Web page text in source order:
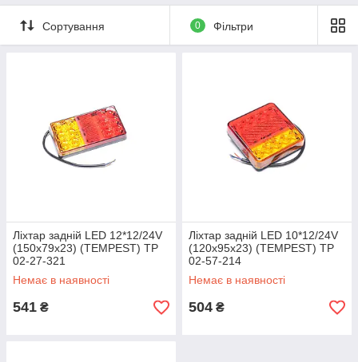
Сортування 0 Фільтри
Ліхтар задній LED 12*12/24V
(150x79x23) (TEMPEST) TP
02-27-321
Немає в наявності
541 ₴
Ліхтар задній LED 10*12/24V
(120x95x23) (TEMPEST) TP
02-57-214
Немає в наявності
504 ₴